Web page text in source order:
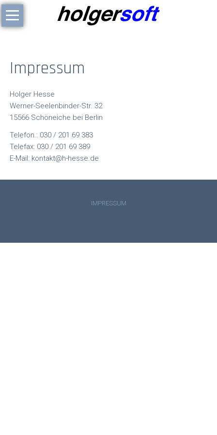
Navigation
überspringen
Startseite
Impressum
Holger Hesse
Werner-Seelenbinder-Str. 32
15566 Schöneiche bei Berlin
Telefon.: 030 / 201 69 383
Telefax: 030 / 201 69 389
E-Mail: kontakt@h-hesse.de
IMPRESSUM